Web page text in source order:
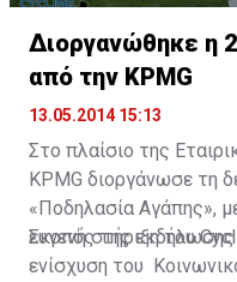
Διοργανώθηκε η
από την KPMG
13.05.2014 15:13
Στο πλαίσιο της
KPMG διοργάνωσε τη
«Ποδηλασία Αγάπης»,
ευγενή στήριξη του
Σκοπός της εκδήλωσης
ενίσχυση του